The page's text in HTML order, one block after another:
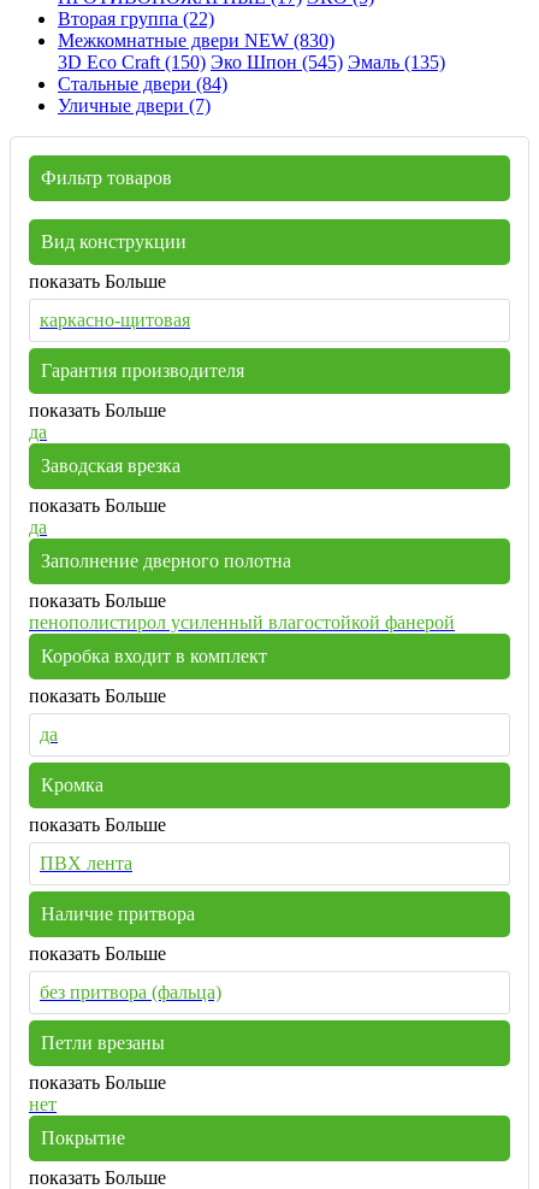
Вторая группа (22)
Межкомнатные двери NEW (830)
3D Eco Craft (150) Эко Шпон (545) Эмаль (135)
Стальные двери (84)
Уличные двери (7)
Фильтр товаров
Вид конструкции
показать Больше
каркасно-щитовая
Гарантия производителя
показать Больше
да
Заводская врезка
показать Больше
да
Заполнение дверного полотна
показать Больше
пенополистирол усиленный влагостойкой фанерой
Коробка входит в комплект
показать Больше
да
Кромка
показать Больше
ПВХ лента
Наличие притвора
показать Больше
без притвора (фальца)
Петли врезаны
показать Больше
нет
Покрытие
показать Больше